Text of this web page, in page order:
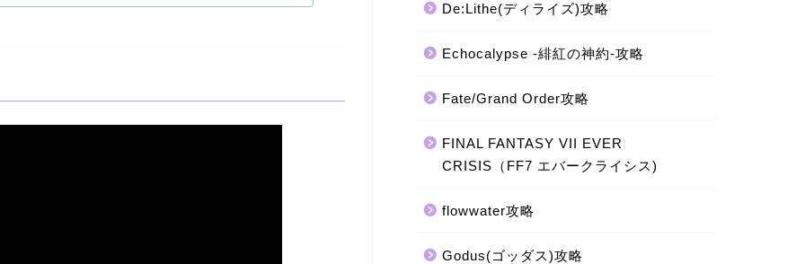
De:Lithe(ディライズ)攻略
Echocalypse -緋紅の神約-攻略
Fate/Grand Order攻略
FINAL FANTASY VII EVER
CRISIS（FF7 エバークライシス)
flowwater攻略
Godus(ゴッダス)攻略